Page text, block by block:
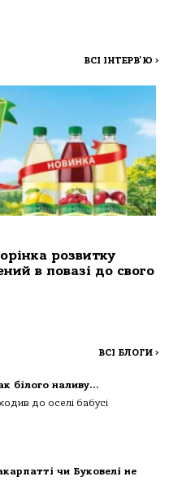
ВСІ ІНТЕРВ'Ю >
розвитку
в повазі до свого
ВСІ БЛОГИ >
білого наливу…
до оселі бабусі
чи Буковелі не